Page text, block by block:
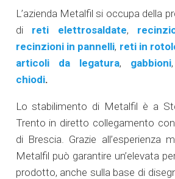
L’azienda Metalfil si occupa della
di reti elettrosaldate,
recinzioni in pannelli, reti in
articoli da legatura, gabbioni
chiodi.
Lo stabilimento di Metalfil è a
Trento in diretto collegamento
di Brescia. Grazie all’esperienza
Metalfil può garantire un’elevata
prodotto, anche sulla base di